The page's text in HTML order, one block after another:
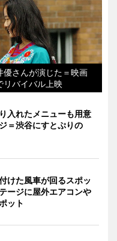
優さんが演じた＝映画
リバイバル上映
入れたメニューも用意
＝渋谷にすとぷりの
けた風車が回るスポッ
ージに屋外エアコンや
ット